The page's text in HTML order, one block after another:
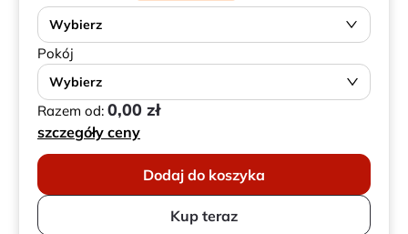
Wybierz
Pokój
Wybierz
Razem od: 0,00 zł
szczegóły ceny
Dodaj do koszyka
Kup teraz